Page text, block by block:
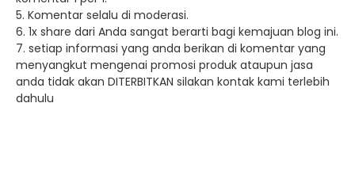
5. Komentar selalu di moderasi.
6. 1x share dari Anda sangat berarti bagi kemajuan blog ini.
7. setiap informasi yang anda berikan di komentar yang
menyangkut mengenai promosi produk ataupun jasa
anda tidak akan DITERBITKAN silakan kontak kami terlebih
dahulu